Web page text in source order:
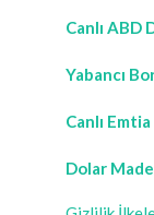
Canlı ABD
Yabancı
Canlı
Dolar